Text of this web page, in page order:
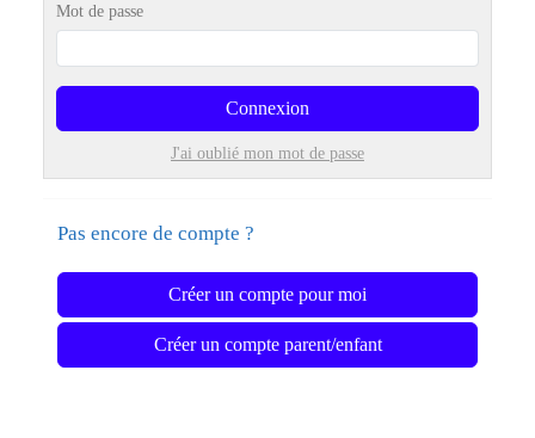
Mot de passe
Connexion
J'ai oublié mon mot de passe
Pas encore de compte ?
Créer un compte pour moi
Créer un compte parent/enfant